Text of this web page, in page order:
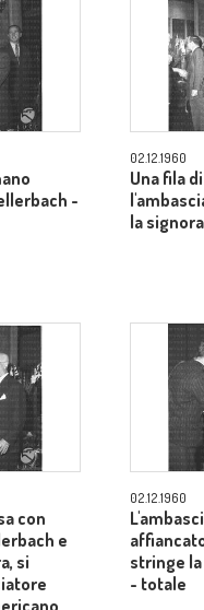
-
02.12.1960
Una fila
la
con
e
si
02.12.1960
stringe
- totale